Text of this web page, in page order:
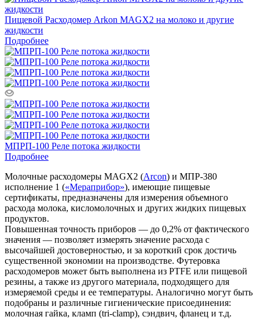
Пищевой Расходомер Arkon MAGX2 на молоко и другие
жидкости
Подробнее
МПРП-100 Реле потока жидкости
Подробнее
Молочные расходомеры MAGX2 (Arcon) и МПР-380
исполнение 1 («Мераприбор»), имеющие пищевые
сертификаты, предназначены для измерения объемного
расхода молока, кисломолочных и других жидких пищевых
продуктов.
Повышенная точность приборов — до 0,2% от фактического
значения — позволяет измерять значение расхода с
высочайшей достоверностью, и за короткий срок достичь
существенной экономии на производстве. Футеровка
расходомеров может быть выполнена из PTFE или пищевой
резины, а также из другого материала, подходящего для
измеряемой среды и ее температуры. Аналогично могут быть
подобраны и различные гигиенические присоединения:
молочная гайка, кламп (tri-clamp), сэндвич, фланец и т.д.